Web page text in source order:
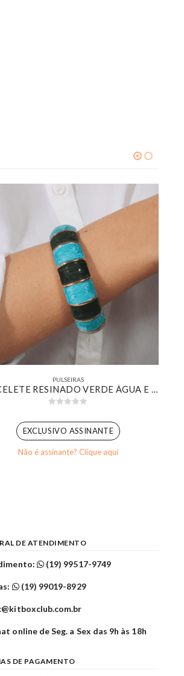
PULSEIRAS
BRACELETE RESINADO VERDE ÁGUA E VERDE ESCURO BANHADO EM OURO 18K
EXCLUSIVO ASSINANTE
Não é assinante? Clique aqui
DE ATENDIMENTO
(19) 99517-9749
(19) 99019-8929
online de Seg. a Sex das 9h às 18h
DE PAGAMENTO